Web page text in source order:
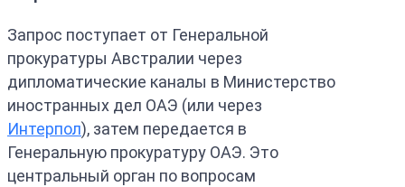
Запрос поступает от Генеральной
прокуратуры Австралии через
дипломатические каналы в Министерство
иностранных дел ОАЭ (или через
Интерпол), затем передается в
Генеральную прокуратуру ОАЭ. Это
центральный орган по вопросам